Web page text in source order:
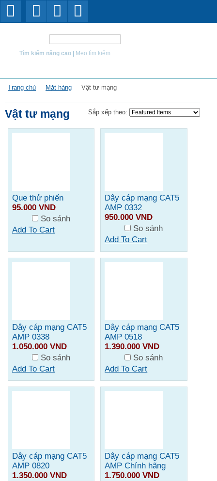
Tìm kiếm nâng cao| Mẹo tìm kiếm
Trang chủ Mặt hàng Vật tư mạng
Sắp xếp theo:
Vật tư mạng
Que thử phiến
95.000 VND
So sánh
Add To Cart
Dây cáp mạng CAT5
AMP 0332
950.000 VND
So sánh
Add To Cart
Dây cáp mạng CAT5
AMP 0338
1.050.000 VND
So sánh
Add To Cart
Dây cáp mạng CAT5
AMP 0518
1.390.000 VND
So sánh
Add To Cart
Dây cáp mạng CAT5
AMP 0820
1.350.000 VND
Dây cáp mạng CAT5
AMP Chính hãng
1.750.000 VND